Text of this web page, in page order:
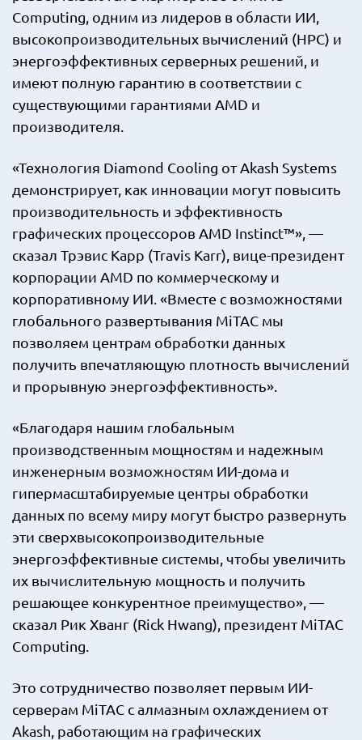
Computing, одним из лидеров в области ИИ,
высокопроизводительных вычислений (HPC) и
энергоэффективных серверных решений, и
имеют полную гарантию в соответствии с
существующими гарантиями AMD и
производителя.
«Технология Diamond Cooling от Akash Systems
демонстрирует, как инновации могут повысить
производительность и эффективность
графических процессоров AMD Instinct™», —
сказал Трэвис Карр (Travis Karr), вице-президент
корпорации AMD по коммерческому и
корпоративному ИИ. «Вместе с возможностями
глобального развертывания MiTAC мы
позволяем центрам обработки данных
получить впечатляющую плотность вычислений
и прорывную энергоэффективность».
«Благодаря нашим глобальным
производственным мощностям и надежным
инженерным возможностям ИИ-дома и
гипермасштабируемые центры обработки
данных по всему миру могут быстро развернуть
эти сверхвысокопроизводительные
энергоэффективные системы, чтобы увеличить
их вычислительную мощность и получить
решающее конкурентное преимущество», —
сказал Рик Хванг (Rick Hwang), президент MiTAC
Computing.
Это сотрудничество позволяет первым ИИ-
серверам MiTAC с алмазным охлаждением от
Akash, работающим на графических